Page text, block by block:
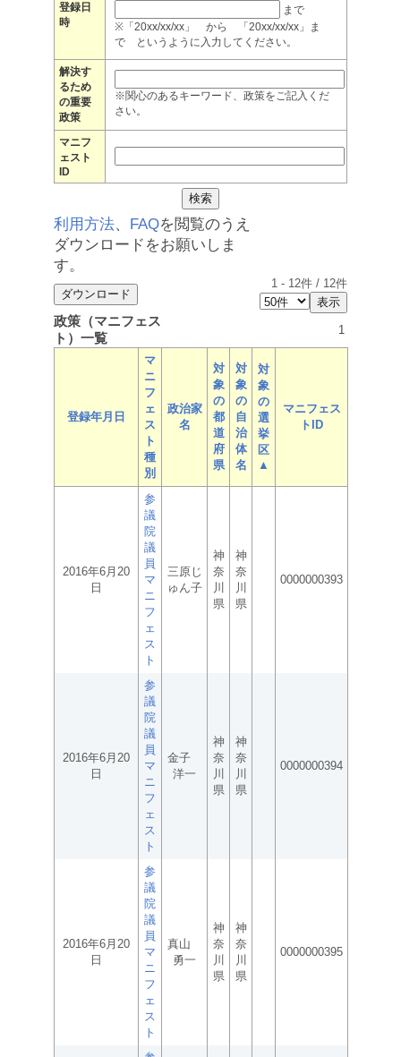
登録日
時
まで
※「20xx/xx/xx」 から 「20xx/xx/xx」ま
で というように入力してください。
解決す
るため
の重要
政策
※関心のあるキーワード、政策をご記入くだ
さい。
マニフ
ェスト
ID
利用方法、 FAQを閲覧のうえ
ダウンロードをお願いしま
す。
1 - 12件 / 12件
政策（マニフェス
ト）一覧
1
登録年月日
マ
ニ
フ
ェ
ス
ト
種
別
政治家
名
対
象
の
都
道
府
県
対
象
の
自
治
体
名
対
象
の
選
挙
区
▲
マニフェス
トID
2016年6月20
日
参
議
院
議
員
マ
ニ
フ
ェ
ス
ト
三原じ
ゅん子
神
奈
川
県
神
奈
川
県
0000000393
2016年6月20
日
参
議
院
議
員
マ
ニ
フ
ェ
ス
ト
金子
洋一
神
奈
川
県
神
奈
川
県
0000000394
2016年6月20
日
参
議
院
議
員
マ
ニ
フ
ェ
ス
ト
真山
勇一
神
奈
川
県
神
奈
川
県
0000000395